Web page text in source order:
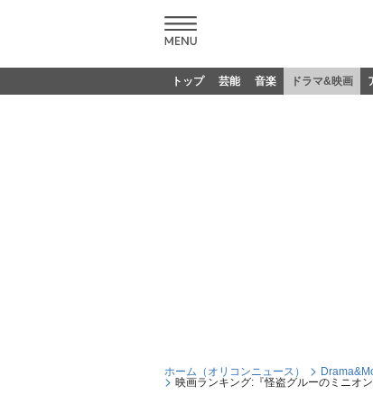
トップ 芸能 音楽 ドラマ&映画
ホーム（オリコンニュース）
映画ランキング:『怪盗グルーのミニオ